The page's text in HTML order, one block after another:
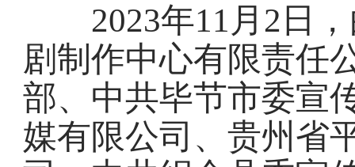
2023年11月2日，
剧制作中心有限责任
部、中共毕节市委宣
媒有限公司、贵州省